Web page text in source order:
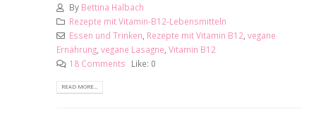
By Bettina Halbach
Rezepte mit Vitamin-B12-Lebensmitteln
Essen und Trinken Rezepte mit Vitamin B12 vegane
Ernährung vegane Lasagne Vitamin B12
18 Comments
Like: 0
READ MORE...